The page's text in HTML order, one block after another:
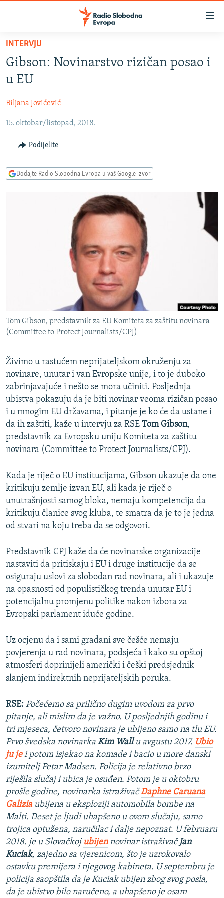
Pređite
glavni
sadržaj
na
navigaciju
Pređite
pretragu
VIJESTI
KOSOVO
CRNA GORA
VIZUELNO
FOTOGALERIJE
PODCASTI
RAT U UKRAJINI
RSE PRIČE IZ SVIJETA
GENOCID U SREBRENICI
POPLAVE I KLIZIŠTA U BIH 2024.
POST SCRIPTUM
MOJA EVROPA
TRI DECENIJE OD RATA U BIH
SVE KARTE DEJTONA
NASTANAK I RASPAD JUGOSLAVIJE
INTERVJU
Gibson: Novinarstvo rizičan posao i
u EU
Biljana Jovićević
15. oktobar/listopad, 2018.
Podijelite
Dodajte Radio Slobodna Evropa u vaš Google izvor
Tom Gibson, predstavnik za EU Komiteta za zaštitu novinara
(Committee to Protect Journalists/CPJ)
Živimo u rastućem neprijateljskom okruženju za
novinare, unutar i van Evropske unije, i to je duboko
zabrinjavajuće i nešto se mora učiniti. Posljednja
ubistva pokazuju da je biti novinar veoma rizičan posao
i u mnogim EU državama, i pitanje je ko će da ustane i
da ih zaštiti, kaže u intervju za RSE Tom Gibson,
predstavnik za Evropsku uniju Komiteta za zaštitu
novinara (Committee to Protect Journalists/CPJ).
Kada je riječ o EU institucijama, Gibson ukazuje da one
kritikuju zemlje izvan EU, ali kada je riječ o
unutrašnjosti samog bloka, nemaju kompetencija da
kritikuju članice svog kluba, te smatra da je to je jedna
od stvari na koju treba da se odgovori.
Predstavnik CPJ kaže da će novinarske organizacije
nastaviti da pritiskaju i EU i druge institucije da se
osiguraju uslovi za slobodan rad novinara, ali i ukazuje
na opasnosti od populističkog trenda unutar EU i
potencijalnu promjenu politike nakon izbora za
Evropski parlament iduće godine.
Uz ocjenu da i sami građani sve češće nemaju
povjerenja u rad novinara, podsjeća i kako su opštoj
atmosferi doprinijeli američki i češki predsjednik
slanjem indirektnih neprijateljskih poruka.
RSE: Počećemo sa prilično dugim uvodom za prvo
pitanje, ali mislim da je važno. U posljednjih godinu i
tri mjeseca, četvoro novinara je ubijeno samo na tlu EU.
Prvo švedska novinarka Kim Wall u avgustu 2017. Ubio
ju jei potom isjekao na komade i bacio u more danski
izumitelj Petar Madsen. Policija je relativno brzo
riješila slučaj i ubica je osuđen. Potom je u oktobru
prošle godine, novinarka istraživačDaphne Caruana
Galiziaubijena u eksploziji automobila bombe na
Malti. Deset je ljudi uhapšeno u ovom slučaju, samo
trojica optužena, naručilac i dalje nepoznat. U februaru
2018. je u Slovačkoj ubijennovinar istraživačJan
Kuciak, zajedno sa vjerenicom, što je uzrokovalo
ostavku premijera i njegovog kabineta. U septembru je
policija saopštila da je Kuciak ubijen zbog svog posla,
da je ubistvo bilo naručeno, a uhapšeno je osam